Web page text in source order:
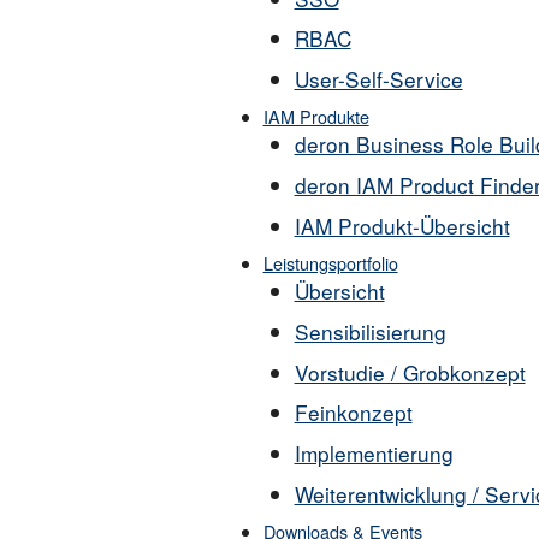
RBAC
User-Self-Service
IAM Produkte
deron Business Role
deron IAM Product
IAM Produkt-Übersicht
Leistungsportfolio
Übersicht
Sensibilisierung
Vorstudie / Grobkonzept
Feinkonzept
Implementierung
Weiterentwicklung /
Downloads & Events